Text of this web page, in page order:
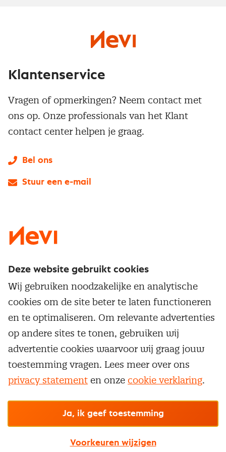
Service & contact
Over inkoop
Netwerk en communities
Aanmelden nieuwsbrief
Word lid van Nevi
Inkoop vacatures
Opzeggen lidmaatschap
Populaire thema's
Aanbesteden
Contractmanagement
Kostenmanagement
Onderhandelen
Supply management
Opleidingen en trainingen
Trainingen
Opleidingen
Maatwerk
Vrijstellingen
Klantenservice
Vragen of opmerkingen? Neem contact met
ons op. Onze professionals van het Klant
contact center helpen je graag.
Bel ons
Stuur een e-mail
Cookievoorkeuren beherenOnzealgemene
© Nevi.nl
Deze website gebruikt cookies
Wij gebruiken noodzakelijke en analytische
cookies om de site beter te laten functioneren
en te optimaliseren. Om relevante advertenties
op andere sites te tonen, gebruiken wij
advertentie cookies waarvoor wij graag jouw
toestemming vragen. Lees meer over ons
privacy statement en onze cookie verklaring.
Ja, ik geef toestemming
Voorkeuren wijzigen